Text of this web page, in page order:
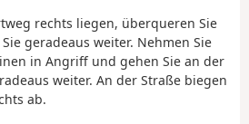
rechts liegen, überqueren Sie
geradeaus weiter. Nehmen Sie
in Angriff und gehen Sie an der
weiter. An der Straße biegen
ab.